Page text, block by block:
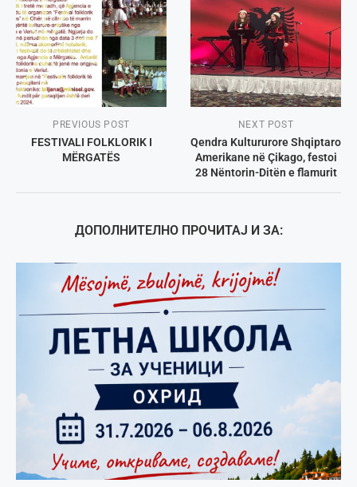
PREVIOUS POST
FESTIVALI FOLKLORIK I
MËRGATËS
NEXT POST
Qendra Kultururore Shqiptaro
Amerikane në Çikago, festoi
28 Nëntorin-Ditën e flamurit
ДОПОЛНИТЕЛНО ПРОЧИТАЈ И ЗА: